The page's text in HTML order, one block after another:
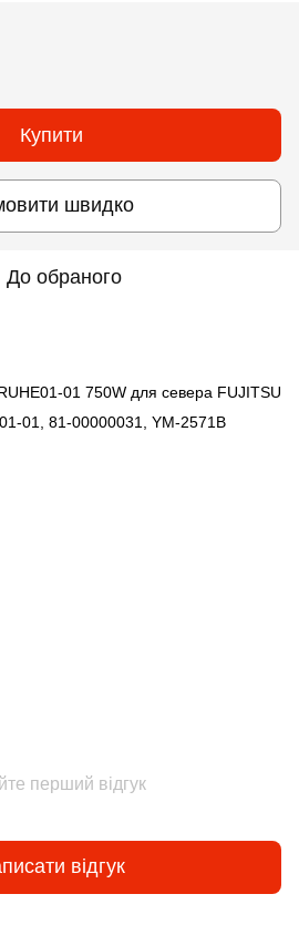
Купити
швидко
До обраного
01 750W для севера FUJITSU
01, 81-00000031, YM-2571B
перший відгук
відгук